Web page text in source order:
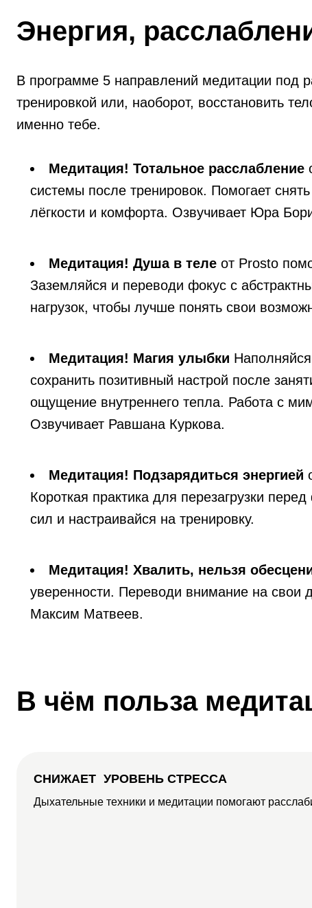
Энергия,
В программе 5 направлений медитации под
тренировкой или, наоборот, восстановить
именно тебе.
Медитация! Тотальное расслабление
системы после тренировок. Помогает
лёгкости и комфорта. Озвучивает Юра
Медитация! Душа в теле от Prosto
Заземляйся и переводи фокус с
нагрузок, чтобы лучше понять свои
Медитация! Магия улыбки
сохранить позитивный настрой после
ощущение внутреннего тепла. Работа с
Озвучивает Равшана Куркова.
Медитация! Подзарядиться энергией
Короткая практика для перезагрузки
сил и настраивайся на тренировку.
Медитация! Хвалить, нельзя
уверенности. Переводи внимание на
Максим Матвеев.
В чём польза
СНИЖАЕТ УРОВЕНЬ СТРЕССА
Дыхательные техники и медитации помогают